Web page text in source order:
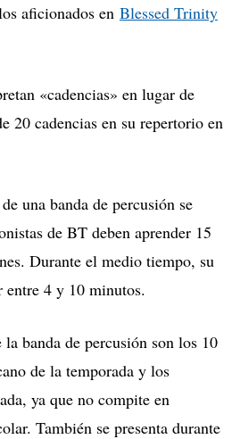
aficionados en Blessed Trinity
«cadencias» en lugar de
20 cadencias en su repertorio en
una banda de percusión se
de BT deben aprender 15
Durante el medio tiempo, su
entre 4 y 10 minutos.
la banda de percusión son los 10
de la temporada y los
, ya que no compite en
También se presenta durante